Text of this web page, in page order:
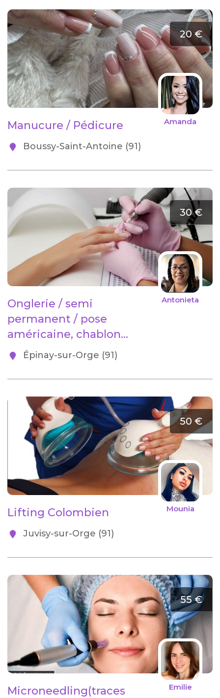
20 €
Amanda
Manucure / Pédicure
Boussy-Saint-Antoine (91)
30 €
Antonieta
Onglerie / semi
permanent / pose
américaine, chablon...
Épinay-sur-Orge (91)
50 €
Mounia
Lifting Colombien
Juvisy-sur-Orge (91)
55 €
Emilie
Microneedling(traces